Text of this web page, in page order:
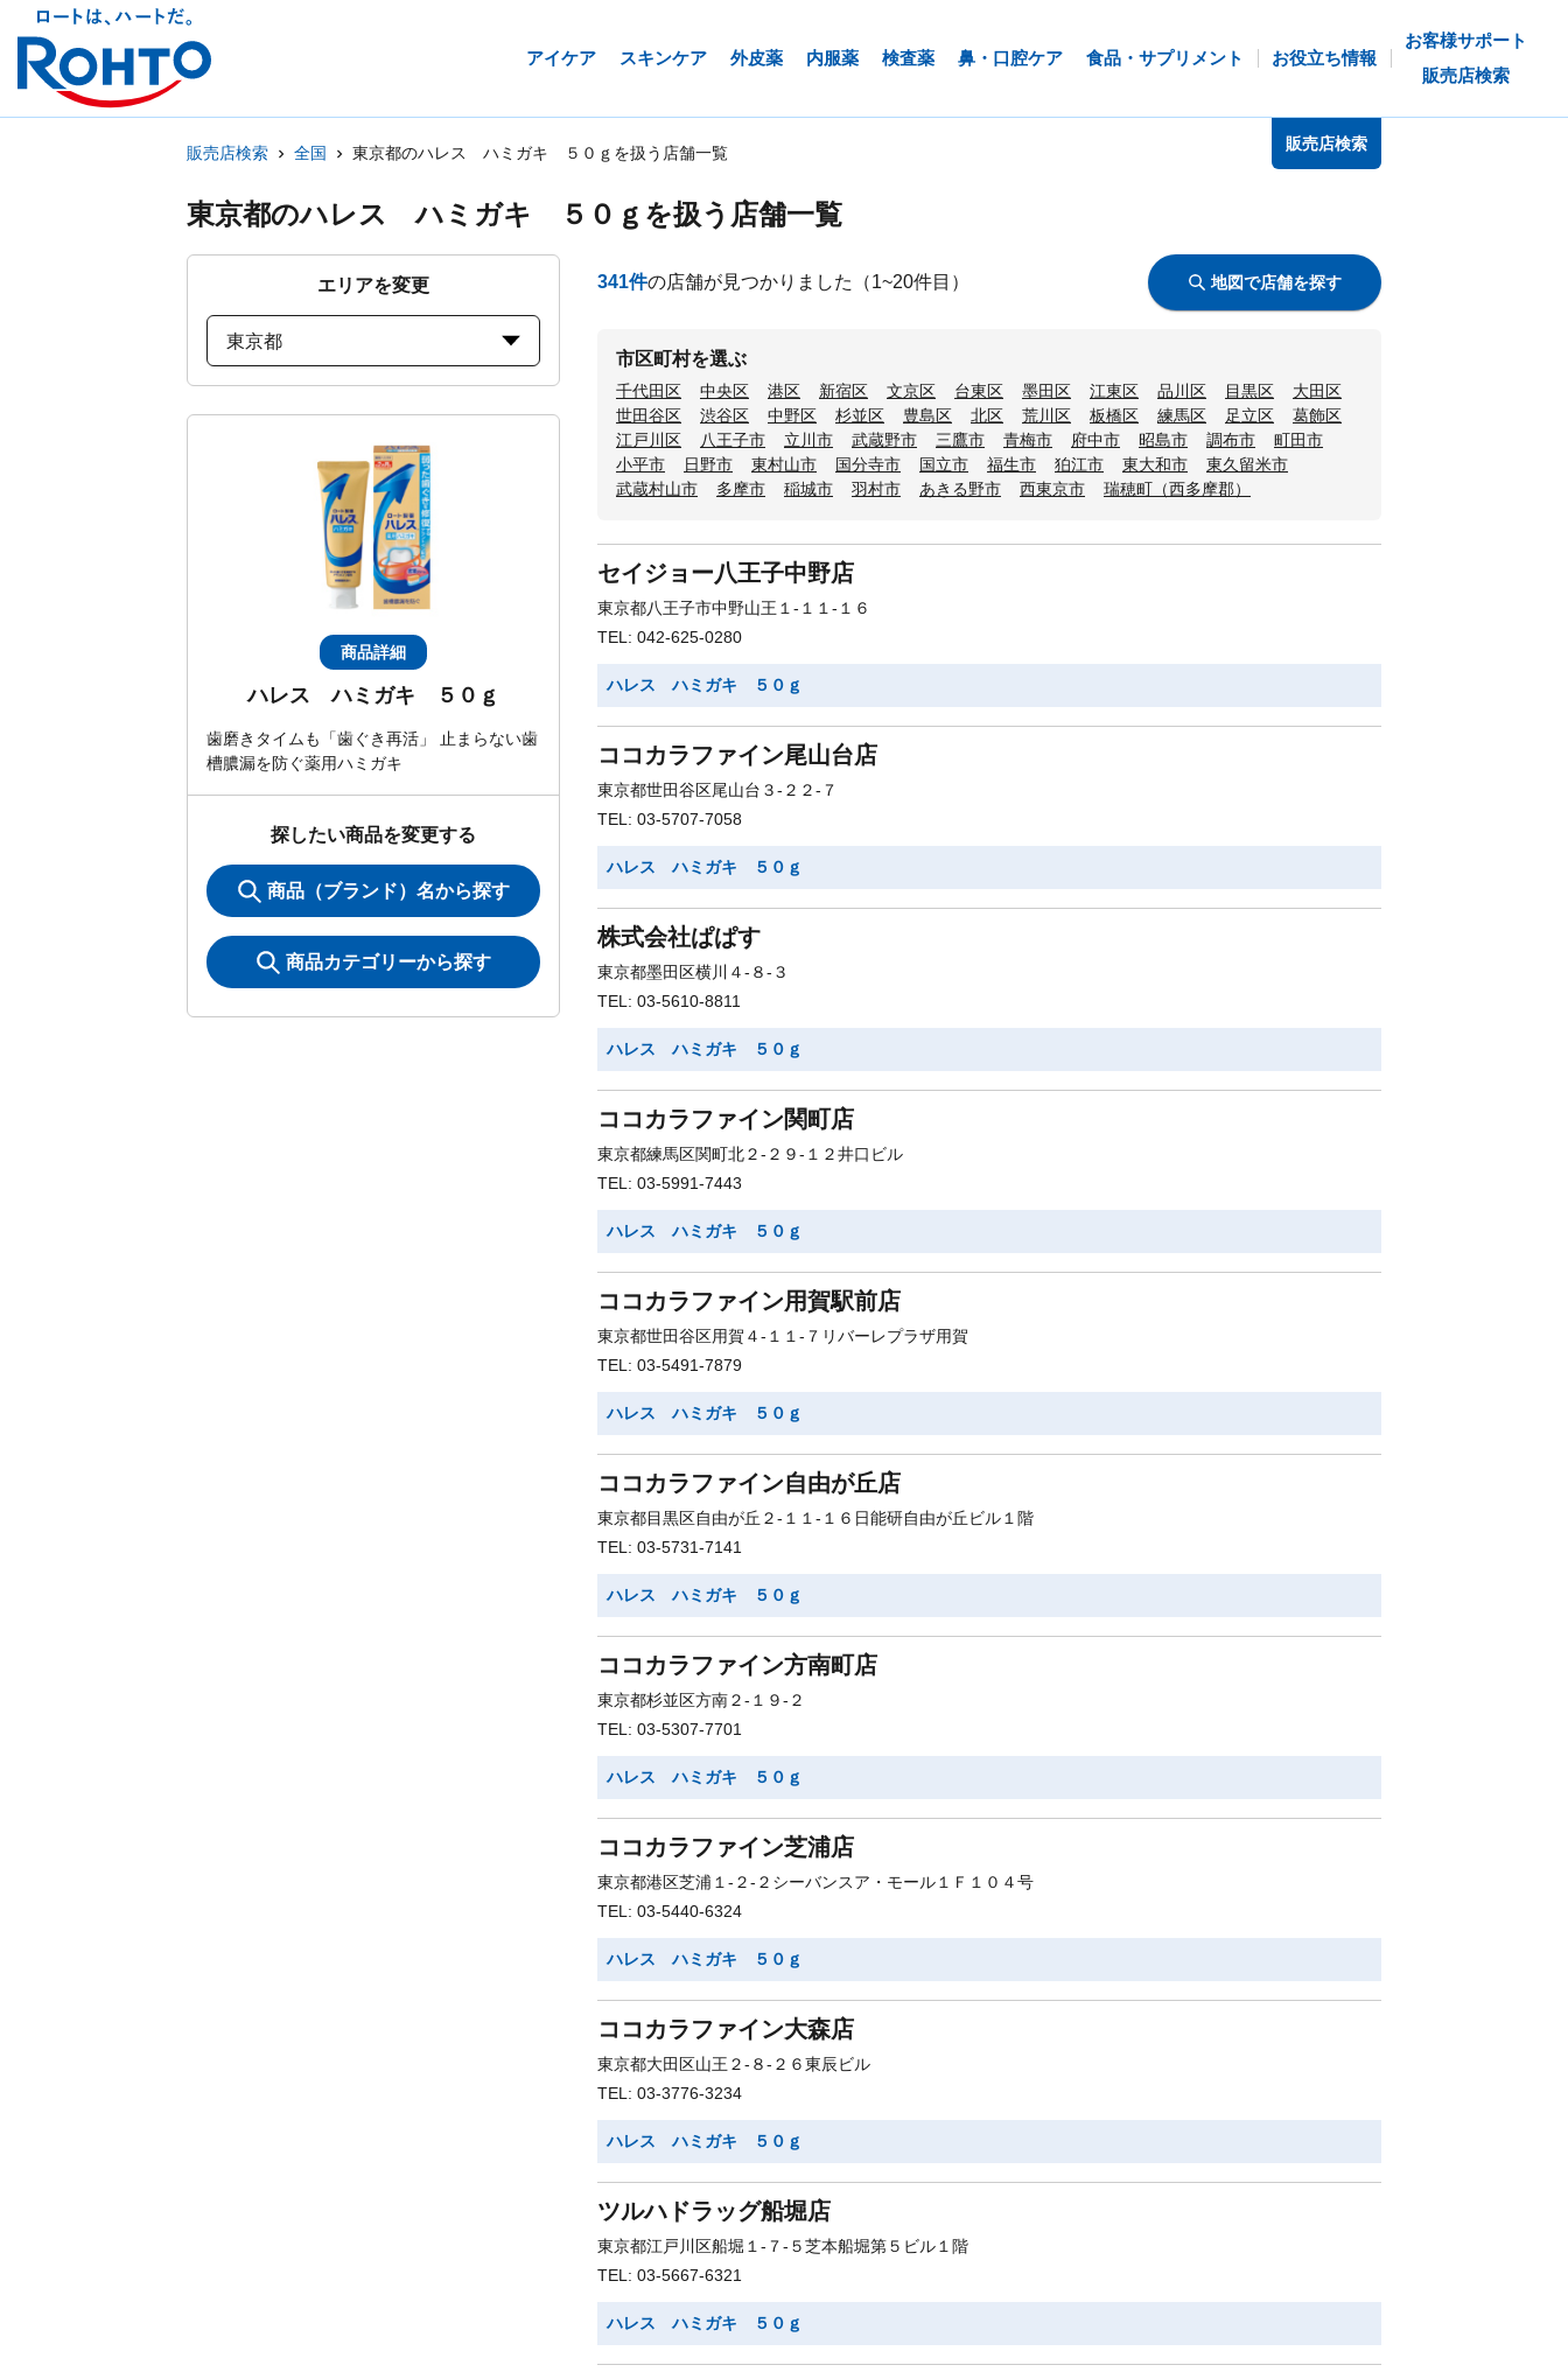
アイケア スキンケア 外皮薬 内服薬 検査薬 鼻・口腔ケア 食品・サプリメント お役立ち情報
お客様サポート
販売店検索
販売店検索 全国 東京都のハレス ハミガキ ５０ｇを扱う店舗一覧 販売店検索
東京都のハレス ハミガキ ５０ｇを扱う店舗一覧
エリアを変更
東京都
商品詳細
ハレス ハミガキ ５０ｇ
歯磨きタイムも「歯ぐき再活」 止まらない歯
槽膿漏を防ぐ薬用ハミガキ
探したい商品を変更する
商品（ブランド）名から探す
商品カテゴリーから探す
341件の店舗が見つかりました （1~20件目） 地図で店舗を探す
市区町村を選ぶ
千代田区 中央区 港区 新宿区 文京区 台東区 墨田区 江東区 品川区 目黒区
大田区
世田谷区
渋谷区 中野区 杉並区 豊島区 北区 荒川区 板橋区 練馬区 足立区
葛飾区
江戸川区
八王子市 立川市 武蔵野市 三鷹市 青梅市 府中市 昭島市 調布市
町田市
小平市
日野市 東村山市 国分寺市 国立市 福生市 狛江市 東大和市
東久留米市
武蔵村山市
多摩市 稲城市 羽村市 あきる野市 西東京市 瑞穂町（西多摩郡）
セイジョー八王子中野店
東京都八王子市中野山王１-１１-１６
TEL: 042-625-0280
ハレス ハミガキ ５０ｇ
ココカラファイン尾山台店
東京都世田谷区尾山台３-２２-７
TEL: 03-5707-7058
ハレス ハミガキ ５０ｇ
株式会社ぱぱす
東京都墨田区横川４-８-３
TEL: 03-5610-8811
ハレス ハミガキ ５０ｇ
ココカラファイン関町店
東京都練馬区関町北２-２９-１２井口ビル
TEL: 03-5991-7443
ハレス ハミガキ ５０ｇ
ココカラファイン用賀駅前店
東京都世田谷区用賀４-１１-７リバーレプラザ用賀
TEL: 03-5491-7879
ハレス ハミガキ ５０ｇ
ココカラファイン自由が丘店
東京都目黒区自由が丘２-１１-１６日能研自由が丘ビル１階
TEL: 03-5731-7141
ハレス ハミガキ ５０ｇ
ココカラファイン方南町店
東京都杉並区方南２-１９-２
TEL: 03-5307-7701
ハレス ハミガキ ５０ｇ
ココカラファイン芝浦店
東京都港区芝浦１-２-２シーバンスア・モール１Ｆ１０４号
TEL: 03-5440-6324
ハレス ハミガキ ５０ｇ
ココカラファイン大森店
東京都大田区山王２-８-２６東辰ビル
TEL: 03-3776-3234
ハレス ハミガキ ５０ｇ
ツルハドラッグ船堀店
東京都江戸川区船堀１-７-５芝本船堀第５ビル１階
TEL: 03-5667-6321
ハレス ハミガキ ５０ｇ